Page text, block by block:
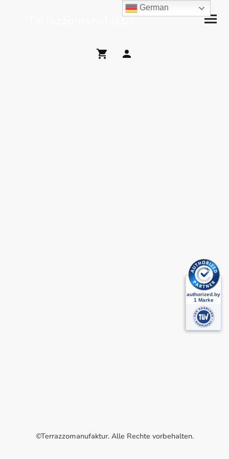
Terrazzomanufaktur
©Terrazzomanufaktur. Alle Rechte vorbehalten.
German